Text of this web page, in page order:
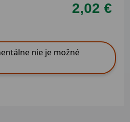
2,02 €
nie je možné